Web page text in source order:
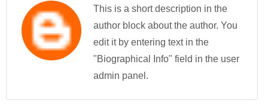
This is a short description in the
author block about the author. You
edit it by entering text in the
"Biographical Info" field in the user
admin panel.